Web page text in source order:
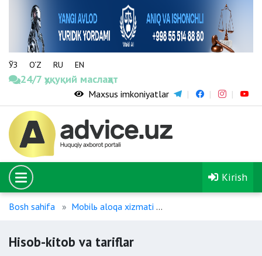
ЎЗ O‘Z RU EN
24/7 ҳуқуқий маслаҳат
Maxsus imkoniyatlar
Kirish
Bosh sahifa Mobilь aloqa xizmati
Hisob-kitob va tariflar